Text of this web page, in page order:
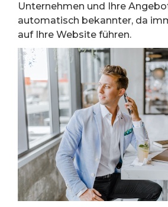
Unternehmen und Ihre
automatisch bekannter, da
auf Ihre Website führen.